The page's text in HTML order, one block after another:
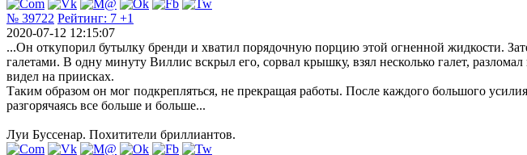
№ 39722 Рейтинг: 7 +1
2020-07-12 12:15:07
...Он откупорил бутылку бренди и хватил порядочную порцию этой огненной жидкости.
галетами. В одну минуту Виллис вскрыл его, сорвал крышку, взял несколько галет,
видел на приисках.
Таким образом он мог подкрепляться, не прекращая работы. После каждого большого
разгорячаясь все больше и больше...
Луи Буссенар. Похитители бриллиантов.